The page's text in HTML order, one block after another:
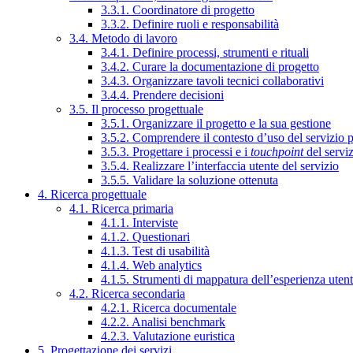
3.3.1. Coordinatore di progetto
3.3.2. Definire ruoli e responsabilità
3.4. Metodo di lavoro
3.4.1. Definire processi, strumenti e rituali
3.4.2. Curare la documentazione di progetto
3.4.3. Organizzare tavoli tecnici collaborativi
3.4.4. Prendere decisioni
3.5. Il processo progettuale
3.5.1. Organizzare il progetto e la sua gestione
3.5.2. Comprendere il contesto d’uso del servizio
3.5.3. Progettare i processi e i touchpointdel
3.5.4. Realizzare l’interfaccia utente del servizio
3.5.5. Validare la soluzione ottenuta
4. Ricerca progettuale
4.1. Ricerca primaria
4.1.1. Interviste
4.1.2. Questionari
4.1.3. Test di usabilità
4.1.4. Web analytics
4.1.5. Strumenti di mappatura dell’esperienza
4.2. Ricerca secondaria
4.2.1. Ricerca documentale
4.2.2. Analisi benchmark
4.2.3. Valutazione euristica
5. Progettazione dei servizi